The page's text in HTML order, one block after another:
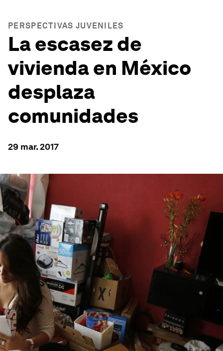
PERSPECTIVAS JUVENILES
La escasez de
vivienda en México
desplaza
comunidades
29 mar. 2017